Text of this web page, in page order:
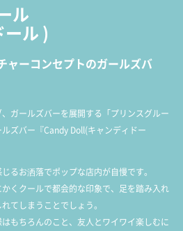
ル
ール )
ャーコンセプトのガールズバ
ガールズバーを展開する「プリンスグルー
ズバー『Candy Doll(キャンディドー
るお洒落でポップな店内が自慢です。
くクールで都会的な印象で、足を踏み入れ
てしまうことでしょう。
もちろんのこと、友人とワイワイ楽しむに